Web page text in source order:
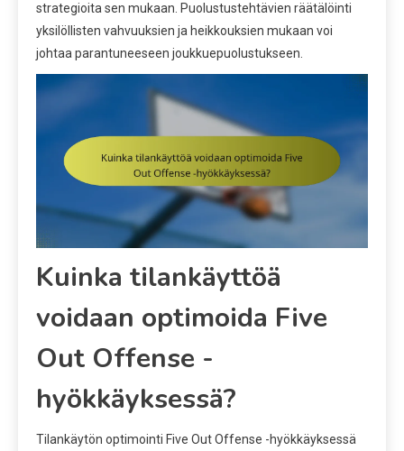
strategioita sen mukaan. Puolustustehtävien räätälöinti
yksilöllisten vahvuuksien ja heikkouksien mukaan voi
johtaa parantuneeseen joukkuepuolustukseen.
Kuinka tilankäyttöä
voidaan optimoida Five
Out Offense -
hyökkäyksessä?
Tilankäytön optimointi Five Out Offense -hyökkäyksessä